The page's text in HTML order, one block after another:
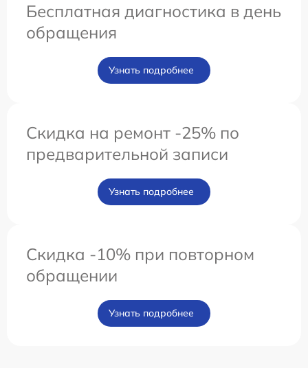
Бесплатная диагностика в день
обращения
Узнать подробнее
Скидка на ремонт -25% по
предварительной записи
Узнать подробнее
Скидка -10% при повторном
обращении
Узнать подробнее